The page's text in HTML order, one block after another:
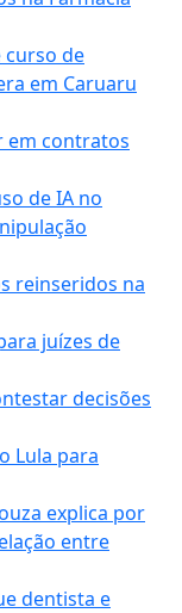
de
em Caruaru
em contratos
de IA no
reinseridos na
juízes de
decisões
Lula para
explica por
entre
dentista e